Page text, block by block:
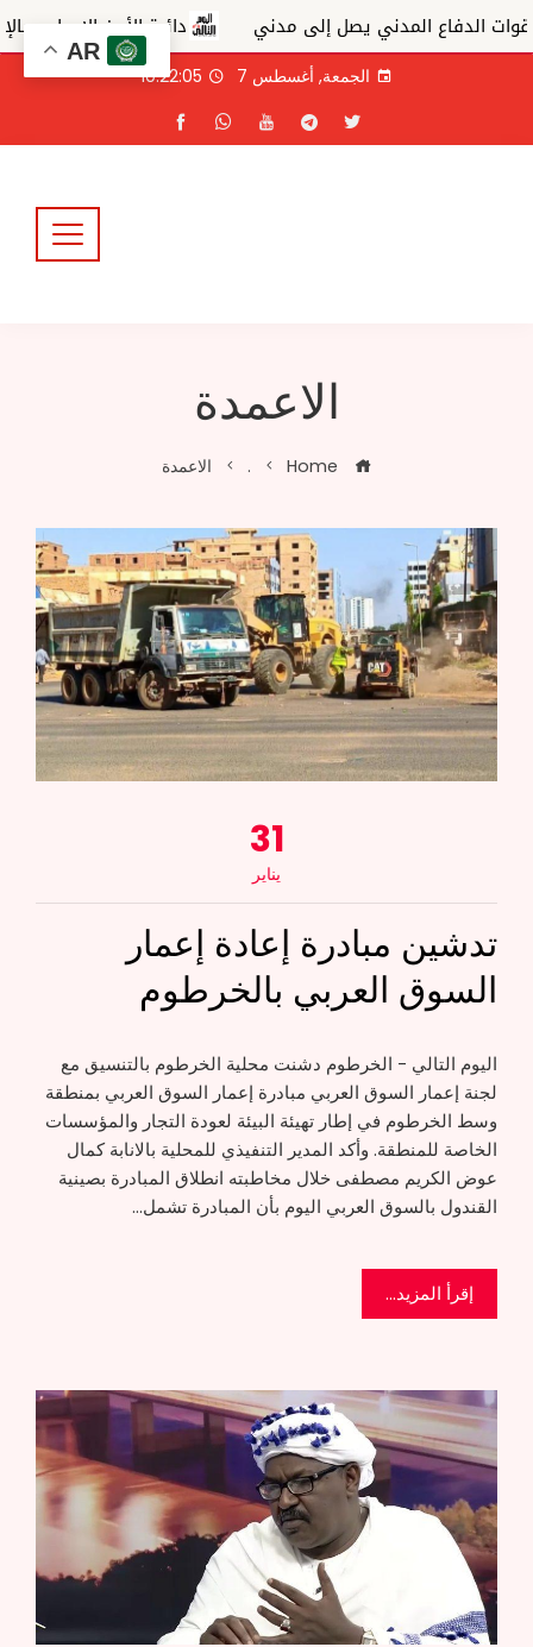
يصل إلى مدني دائرة الأمن الإيجابي بالإدارة العامة
الجمعة, أغسطس 7 10:22:06
الاعمدة
. الاعمدة
31
يناير
تدشين مبادرة إعادة إعمار
السوق العربي بالخرطوم
اليوم التالي - الخرطوم دشنت محلية الخرطوم بالتنسيق مع
لجنة إعمار السوق العربي مبادرة إعمار السوق العربي بمنطقة
وسط الخرطوم في إطار تهيئة البيئة لعودة التجار والمؤسسات
الخاصة للمنطقة. وأكد المدير التنفيذي للمحلية بالانابة كمال
عوض الكريم مصطفى خلال مخاطبته انطلاق المبادرة بصينية
القندول بالسوق العربي اليوم بأن المبادرة تشمل…
إقرأ المزيد...
AR